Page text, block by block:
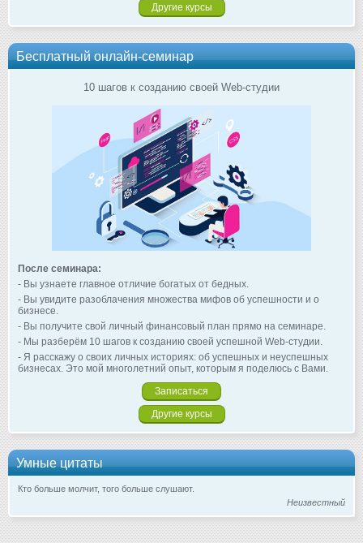
Другие курсы
Бесплатный онлайн-семинар
10 шагов к созданию своей Web-студии
После семинара:
- Вы узнаете главное отличие богатых от бедных.
- Вы увидите разоблачения множества мифов об успешности и о
бизнесе.
- Вы получите свой личный финансовый план прямо на семинаре.
- Мы разберём 10 шагов к созданию своей успешной Web-студии.
- Я расскажу о своих личных историях: об успешных и неуспешных
бизнесах. Это мой многолетний опыт, которым я поделюсь с Вами.
Записаться
Другие курсы
Умные цитаты
Кто больше молчит, того больше слушают.
Неизвестный